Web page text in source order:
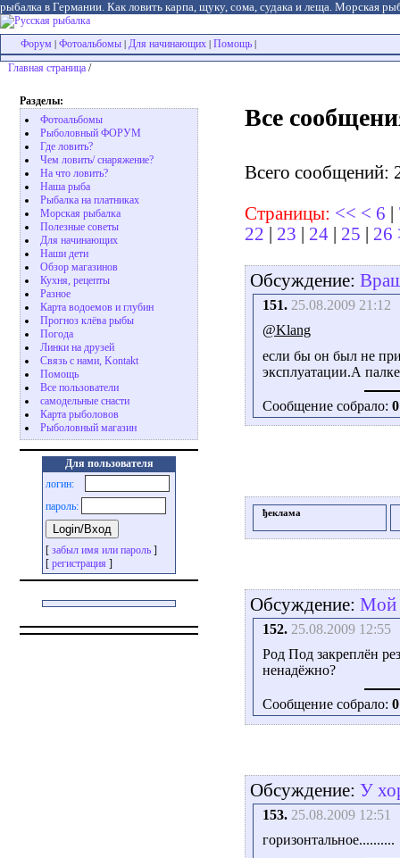
рыбалка в Германии. Как ловить карпа, щуку, сома, судака и леща. Морская
Форум Фотоальбомы Для начинающих Помощь
Главная страница /
Разделы:
Фотоальбомы
Рыболовный ФОРУМ
Где ловить?
Чем ловить/ снаряжение?
На что ловить?
Наша рыба
Рыбалка на платниках
Морская рыбалка
Полезные советы
Для начинающих
Наши дети
Обзор магазинов
Кухня, рецепты
Разное
Карта водоемов и глубин
Прогноз клёва рыбы
Погода
Линки на друзей
Связь с нами, Kontakt
Помощь
Все пользователи
самодельные снасти
Карта рыболовов
Рыболовный магазин
Для пользователя
логин:
пароль:
[ забыл имя или пароль ]
[ регистрация ]
Все
Всего сообщений:
Страницы: << < 6
22
23 24 25 26
Обсуждение:
151. 25.08.2009 21:12
@Klang
если бы он был не
эксплуатации.А
Сообщение собрало: 0
ђеклама
Обсуждение: Moй
152. 25.08.2009 12:55
Род Под закреплён
ненадёжно?
Сообщение собрало: 0
Обсуждение: У
153. 25.08.2009 12:51
горизонтальное..........